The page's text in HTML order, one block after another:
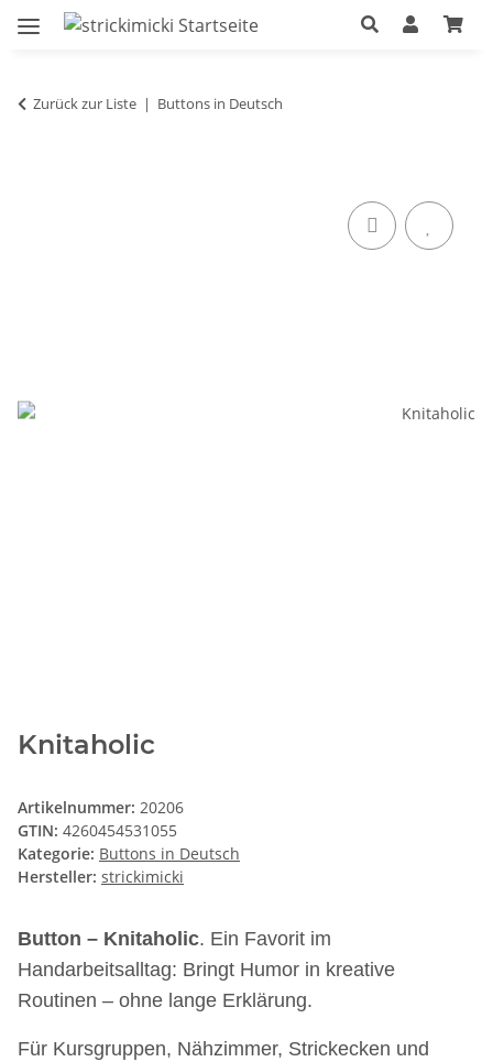
Zurück zur Liste Buttons in Deutsch
Knitaholic
Artikelnummer: 20206
GTIN: 4260454531055
Kategorie: Buttons in Deutsch
Hersteller: strickimicki
Button – Knitaholic. Ein Favorit im
Handarbeitsalltag: Bringt Humor in kreative
Routinen – ohne lange Erklärung.
Für Kursgruppen, Nähzimmer, Strickecken und